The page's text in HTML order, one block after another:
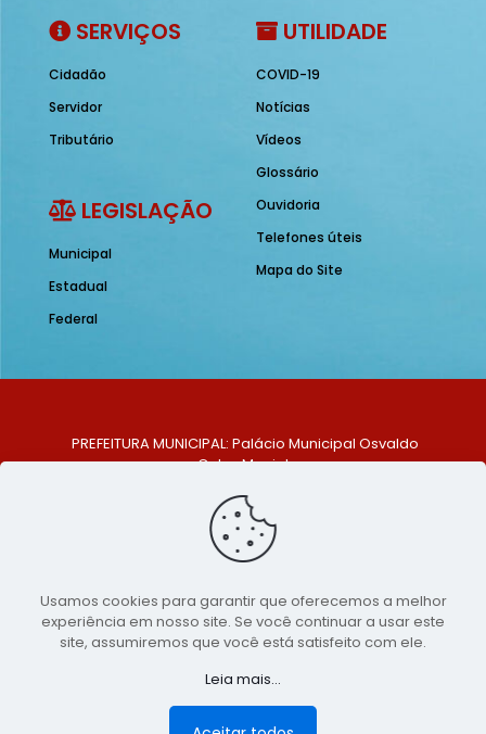
SERVIÇOS
Cidadão
Servidor
Tributário
LEGISLAÇÃO
Municipal
Estadual
Federal
UTILIDADE
COVID-19
Notícias
Vídeos
Glossário
Ouvidoria
Telefones úteis
Mapa do Site
PREFEITURA MUNICIPAL: Palácio Municipal Osvaldo
Celso Maciel
Centro, São Bento do Una - PE. CEP: 553370-128
TELEFONE: (81) 99548-1569
E-MAIL: ouvidoria@saobentodouna.pe.gov.br
Copyright 2021-2026 - Assessoria de Comunicação da
Prefeitura de São Bento do Una - PE
publicidadeLumusWeb - Agência Digital
Usamos cookies para garantir que oferecemos a melhor
experiência em nosso site. Se você continuar a usar este
site, assumiremos que você está satisfeito com ele.
Leia mais...